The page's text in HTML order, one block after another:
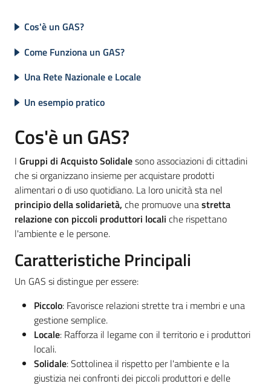
Cos'è un GAS?
Come Funziona un GAS?
Una Rete Nazionale e Locale
Un esempio pratico
Cos'è un GAS?
I Gruppi di Acquisto Solidalesono associazioni di cittadini
che si organizzano insieme per acquistare prodotti
alimentari o di uso quotidiano. La loro unicità sta nel
principio della solidarietà, che promuove unastretta
relazione con piccoli produttori locali che rispettano
l'ambiente e le persone.
Caratteristiche Principali
Un GAS si distingue per essere:
Piccolo: Favorisce relazioni strette tra i membri e una
gestione semplice.
Locale: Rafforza il legame con il territorio e i produttori
locali.
Solidale: Sottolinea il rispetto per l'ambiente e la
giustizia nei confronti dei piccoli produttori e delle